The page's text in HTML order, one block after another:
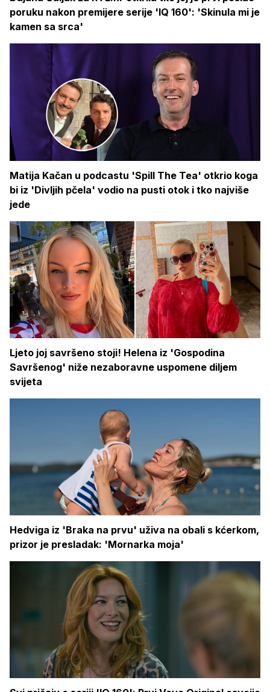
poruku nakon premijere serije 'IQ 160': 'Skinula mi je
kamen sa srca'
Matija Kačan u podcastu 'Spill The Tea' otkrio koga
bi iz 'Divljih pčela' vodio na pusti otok i tko najviše
jede
Ljeto joj savršeno stoji! Helena iz 'Gospodina
Savršenog' niže nezaboravne uspomene diljem
svijeta
Hedviga iz 'Braka na prvu' uživa na obali s kćerkom,
prizor je presladak: 'Mornarka moja'